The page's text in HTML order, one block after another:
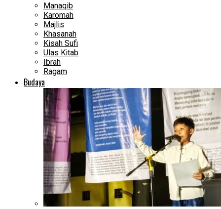
Manaqib
Karomah
Majlis
Khasanah
Kisah Sufi
Ulas Kitab
Ibrah
Ragam
Budaya